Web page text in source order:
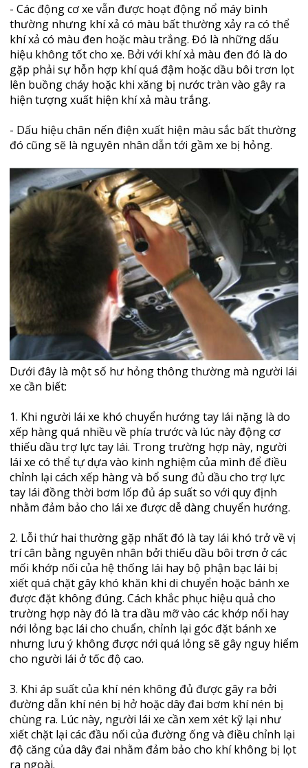
- Các động cơ xe vẫn được hoạt động nổ máy bình
thường nhưng khí xả có màu bất thường xảy ra có thể
khí xả có màu đen hoặc màu trắng. Đó là những dấu
hiệu không tốt cho xe. Bởi với khí xả màu đen đó là do
gặp phải sự hỗn hợp khí quá đậm hoặc dầu bôi trơn lọt
lên buồng cháy hoặc khi xăng bị nước tràn vào gây ra
hiện tượng xuất hiện khí xả màu trắng.
- Dấu hiệu chân nến điện xuất hiện màu sắc bất thường
đó cũng sẽ là nguyên nhân dẫn tới gầm xe bị hỏng.
Dưới đây là một số hư hỏng thông thường mà người lái
xe cần biết:
1. Khi người lái xe khó chuyển hướng tay lái nặng là do
xếp hàng quá nhiều về phía trước và lúc này động cơ
thiếu dầu trợ lực tay lái. Trong trường hợp này, người
lái xe có thể tự dựa vào kinh nghiệm của mình để điều
chỉnh lại cách xếp hàng và bổ sung đủ dầu cho trợ lực
tay lái đồng thời bơm lốp đủ áp suất so với quy định
nhằm đảm bảo cho lái xe được dễ dàng chuyển hướng.
2. Lỗi thứ hai thường gặp nhất đó là tay lái khó trở về vị
trí cân bằng nguyên nhân bởi thiếu dầu bôi trơn ở các
mối khớp nối của hệ thống lái hay bộ phận bạc lái bị
xiết quá chặt gây khó khăn khi di chuyển hoặc bánh xe
được đặt không đúng. Cách khắc phục hiệu quả cho
trường hợp này đó là tra dầu mỡ vào các khớp nối hay
nới lỏng bạc lái cho chuẩn, chỉnh lại góc đặt bánh xe
nhưng lưu ý không được nới quá lỏng sẽ gây nguy hiểm
cho người lái ở tốc độ cao.
3. Khi áp suất của khí nén không đủ được gây ra bởi
đường dẫn khí nén bị hở hoặc dây đai bơm khí nén bị
chùng ra. Lúc này, người lái xe cần xem xét kỹ lại như
xiết chặt lại các đầu nối của đường ống và điều chỉnh lại
độ căng của dây đai nhằm đảm bảo cho khí không bị lọt
ra ngoài.